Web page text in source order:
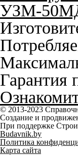
УЗМ-50МД
Гарантия
© 2013-2023
Создание и
При поддержке
Budavnik.by
Политика
Карта сайта